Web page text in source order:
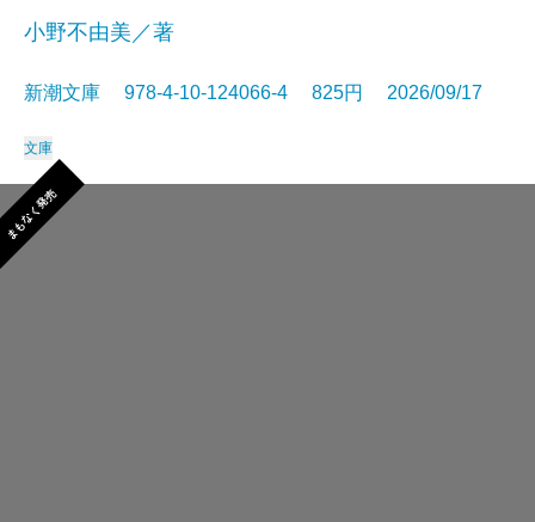
小野不由美／著
新潮文庫 978-4-10-124066-4 825円 2026/09/17
文庫
まもなく発売